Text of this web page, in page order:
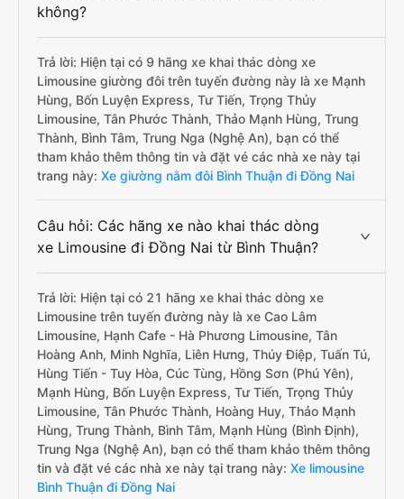
không?
Trả lời: Hiện tại có 9 hãng xe khai thác dòng xe
Limousine giường đôi trên tuyến đường này là xe Mạnh
Hùng, Bốn Luyện Express, Tư Tiến, Trọng Thủy
Limousine, Tân Phước Thành, Thảo Mạnh Hùng, Trung
Thành, Bình Tâm, Trung Nga (Nghệ An), bạn có thể
tham khảo thêm thông tin và đặt vé các nhà xe này tại
trang này: Xe giường nằm đôi Bình Thuận đi Đồng Nai
Câu hỏi: Các hãng xe nào khai thác dòng
xe Limousine đi Đồng Nai từ Bình Thuận?
Trả lời: Hiện tại có 21 hãng xe khai thác dòng xe
Limousine trên tuyến đường này là xe Cao Lâm
Limousine, Hạnh Cafe - Hà Phương Limousine, Tân
Hoàng Anh, Minh Nghĩa, Liên Hưng, Thúy Điệp, Tuấn Tú,
Hùng Tiến - Tuy Hòa, Cúc Tùng, Hồng Sơn (Phú Yên),
Mạnh Hùng, Bốn Luyện Express, Tư Tiến, Trọng Thủy
Limousine, Tân Phước Thành, Hoàng Huy, Thảo Mạnh
Hùng, Trung Thành, Bình Tâm, Mạnh Hùng (Bình Định),
Trung Nga (Nghệ An), bạn có thể tham khảo thêm thông
tin và đặt vé các nhà xe này tại trang này: Xe limousine
Bình Thuận đi Đồng Nai